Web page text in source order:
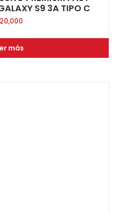
S9 3A TIPO C
20,000
más